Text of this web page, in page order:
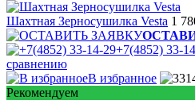
Шахтная Зерносушилка Vesta 1
+7(4852) 33-
сравнению
В избранное
Рекомендуем